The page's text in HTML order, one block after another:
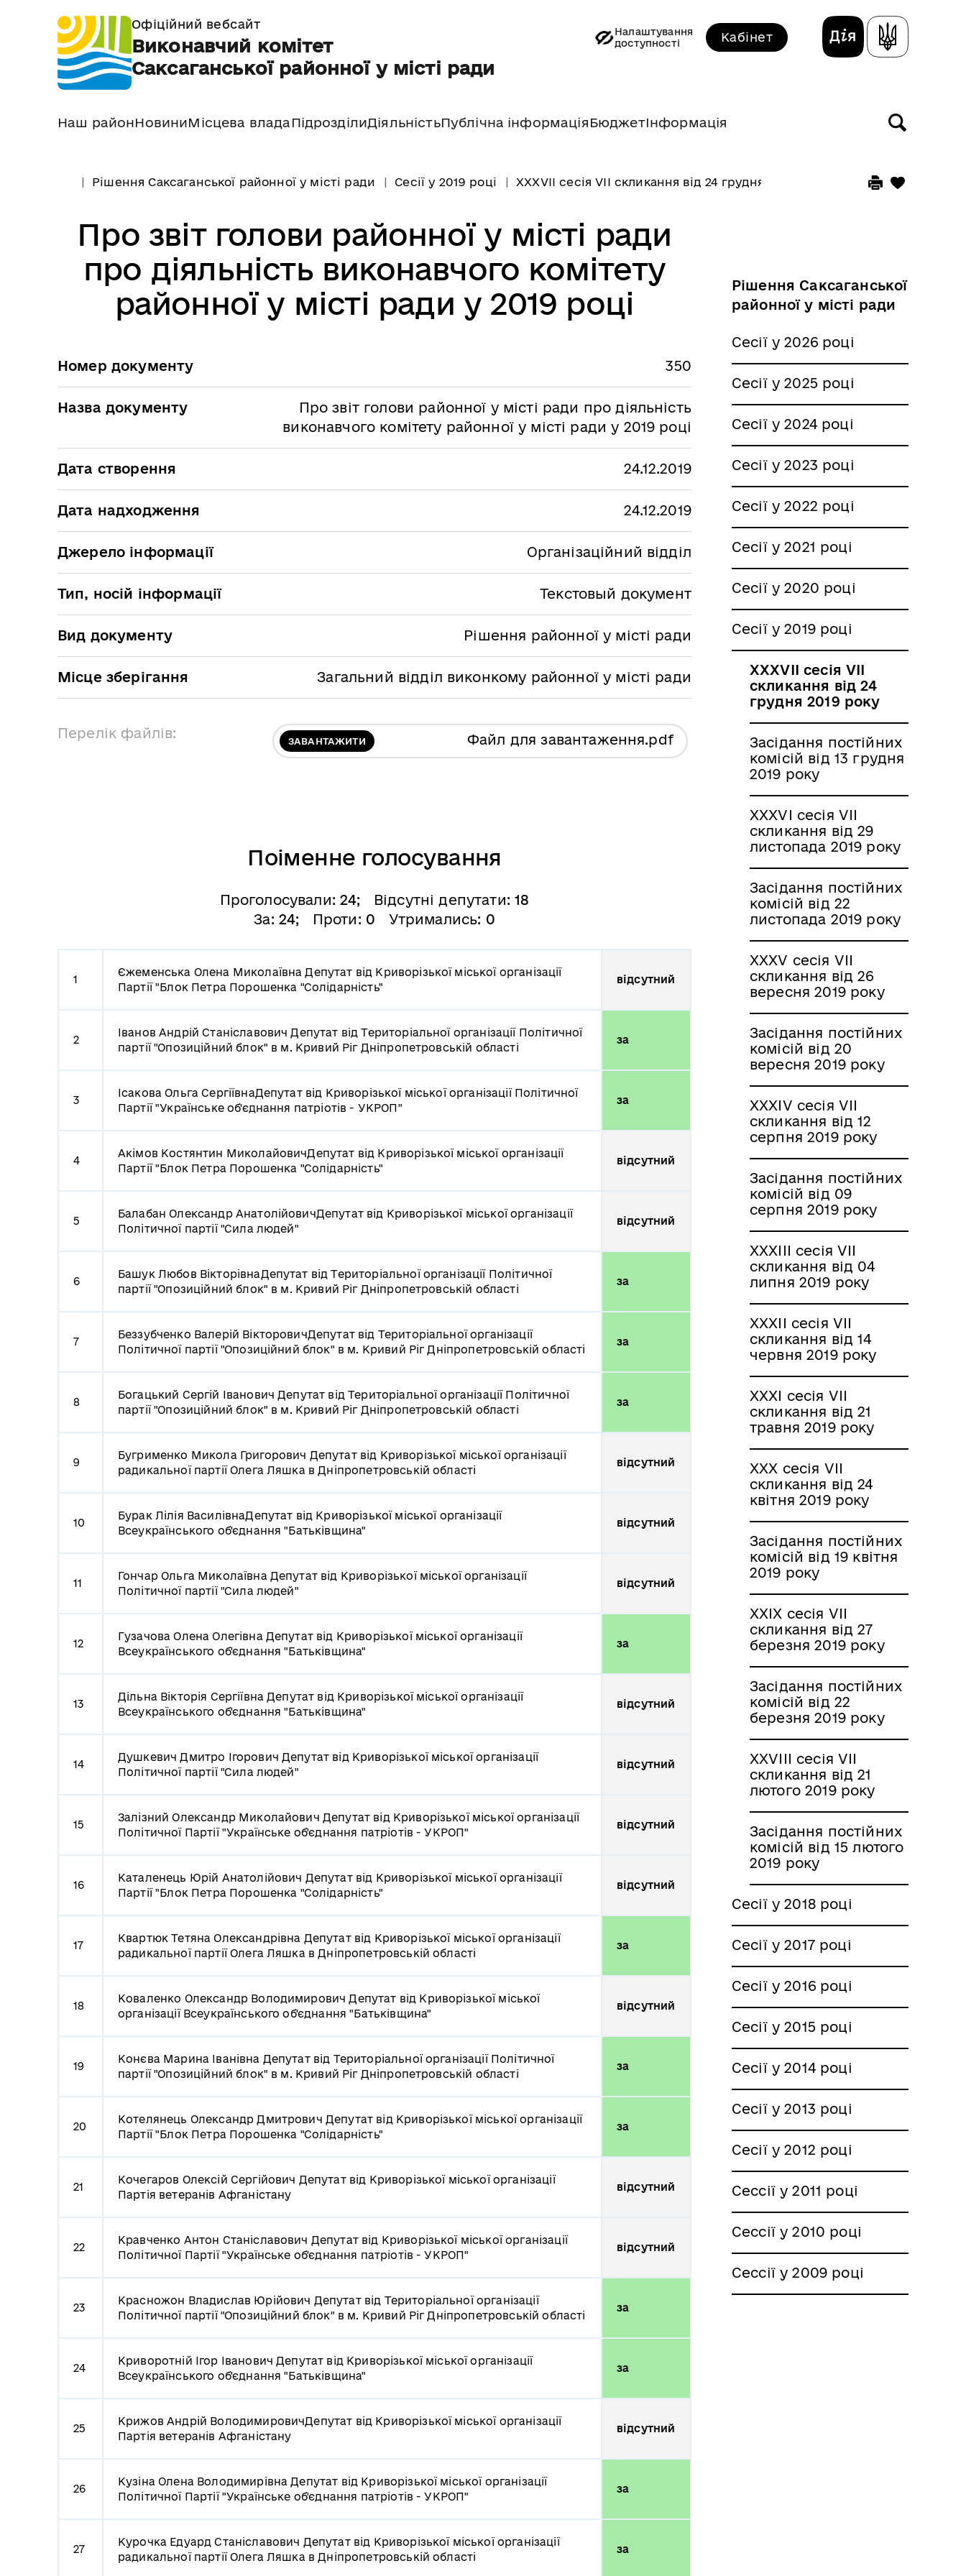
Офіційний вебсайт
Виконавчий комітет
Саксаганської районної у місті ради
Налаштування
доступності
Кабінет
Наш районНовиниМісцева влада ПідрозділиДіяльністьПублічна інформація БюджетІнформація
Рішення Саксаганської районної у місті ради Сесії у 2019 році ХХХVII сесія VII скликання від 24 грудня 2019 року
Про звіт голови районної у місті ради
про діяльність виконавчого комітету
районної у місті ради у 2019 році
Номер документу 350
Назва документу
Про звіт голови районної у місті ради про діяльність
виконавчого комітету районної у місті ради у 2019 році
Дата створення 24.12.2019
Дата надходження 24.12.2019
Джерело інформації Організаційний відділ
Тип, носій інформації Текстовый документ
Вид документу Рішення районної у місті ради
Місце зберігання Загальний відділ виконкому районної у місті ради
Перелік файлів: ЗАВАНТАЖИТИ Файл для завантаження.pdf
Поіменне голосування
Проголосували:24; Відсутні депутати:18
За: 24; Проти: 0 Утримались: 0
1
Єжеменська Олена МиколаївнаДепутат від Криворізької міської організації
Партії "Блок Петра Порошенка "Солідарність"
відсутний
2
Іванов Андрій СтаніславовичДепутат від Територіальної організації Політичної
партії "Опозиційний блок" в м. Кривий Ріг Дніпропетровській області
за
3
Ісакова Ольга СергіївнаДепутат від Криворізької міської організації Політичної
Партії "Українське об'єднання патріотів - УКРОП"
за
4
Акімов Костянтин МиколайовичДепутат від Криворізької міської організації
Партії "Блок Петра Порошенка "Солідарність"
відсутний
5
Балабан Олександр АнатолійовичДепутат від Криворізької міської організації
Політичної партії "Сила людей"
відсутний
6
Башук Любов ВікторівнаДепутат від Територіальної організації Політичної
партії "Опозиційний блок" в м. Кривий Ріг Дніпропетровській області
за
7
Беззубченко Валерій ВікторовичДепутат від Територіальної організації
Політичної партії "Опозиційний блок" в м. Кривий Ріг Дніпропетровській області
за
8
Богацький Сергій ІвановичДепутат від Територіальної організації Політичної
партії "Опозиційний блок" в м. Кривий Ріг Дніпропетровській області
за
9
Бугрименко Микола Григорович Депутат від Криворізької міської організації
радикальної партії Олега Ляшка в Дніпропетровській області
відсутний
10
Бурак Лілія ВасилівнаДепутат від Криворізької міської організації
Всеукраїнського об'єднання "Батьківщина"
відсутний
11
Гончар Ольга Миколаївна Депутат від Криворізької міської організації
Політичної партії "Сила людей"
відсутний
12
Гузачова Олена Олегівна Депутат від Криворізької міської організації
Всеукраїнського об'єднання "Батьківщина"
за
13
Дільна Вікторія СергіївнаДепутат від Криворізької міської організації
Всеукраїнського об'єднання "Батьківщина"
відсутний
14
Душкевич Дмитро ІгоровичДепутат від Криворізької міської організації
Політичної партії "Сила людей"
відсутний
15
Залізний Олександр Миколайович Депутат від Криворізької міської організації
Політичної Партії "Українське об'єднання патріотів - УКРОП"
відсутний
16
Каталенець Юрій Анатолійович Депутат від Криворізької міської організації
Партії "Блок Петра Порошенка "Солідарність"
відсутний
17
Квартюк Тетяна Олександрівна Депутат від Криворізької міської організації
радикальної партії Олега Ляшка в Дніпропетровській області
за
18
Коваленко Олександр ВолодимировичДепутат від Криворізької міської
організації Всеукраїнського об'єднання "Батьківщина"
відсутний
19
Конєва Марина Іванівна Депутат від Територіальної організації Політичної
партії "Опозиційний блок" в м. Кривий Ріг Дніпропетровській області
за
20
Котелянець Олександр Дмитрович Депутат від Криворізької міської організації
Партії "Блок Петра Порошенка "Солідарність"
за
21
Кочегаров Олексій Сергійович Депутат від Криворізької міської організації
Партія ветеранів Афганістану
відсутний
22
Кравченко Антон Станіславович Депутат від Криворізької міської організації
Політичної Партії "Українське об'єднання патріотів - УКРОП"
відсутний
23
Красножон Владислав Юрійович Депутат від Територіальної організації
Політичної партії "Опозиційний блок" в м. Кривий Ріг Дніпропетровській області
за
24
Криворотній Ігор ІвановичДепутат від Криворізької міської організації
Всеукраїнського об'єднання "Батьківщина"
за
25
Крижов Андрій ВолодимировичДепутат від Криворізької міської організації
Партія ветеранів Афганістану
відсутний
26
Кузіна Олена ВолодимирівнаДепутат від Криворізької міської організації
Політичної Партії "Українське об'єднання патріотів - УКРОП"
за
27
Курочка Едуард Станіславович Депутат від Криворізької міської організації
радикальної партії Олега Ляшка в Дніпропетровській області
за
Рішення Саксаганської
районної у місті ради
Сесії у 2026 році
Сесії у 2025 році
Сесії у 2024 році
Сесії у 2023 році
Сесії у 2022 році
Сесії у 2021 році
Сесії у 2020 році
Сесії у 2019 році
ХХХVII сесія VII
скликання від 24
грудня 2019 року
Засідання постійних
комісій від 13 грудня
2019 року
ХХХVI сесія VII
скликання від 29
листопада 2019 року
Засідання постійних
комісій від 22
листопада 2019 року
ХХХV сесія VII
скликання від 26
вересня 2019 року
Засідання постійних
комісій від 20
вересня 2019 року
XXXІV сесія VII
скликання від 12
серпня 2019 року
Засідання постійних
комісій від 09
серпня 2019 року
XXXІІI сесія VII
скликання від 04
липня 2019 року
XXXІI сесія VII
скликання від 14
червня 2019 року
XXXІ сесія VII
скликання від 21
травня 2019 року
XXX сесія VII
скликання від 24
квітня 2019 року
Засідання постійних
комісій від 19 квітня
2019 року
XXIX сесія VII
скликання від 27
березня 2019 року
Засідання постійних
комісій від 22
березня 2019 року
XXVIII сесія VII
скликання від 21
лютого 2019 року
Засідання постійних
комісій від 15 лютого
2019 року
Сесії у 2018 році
Сесії у 2017 році
Сесії у 2016 році
Сесії у 2015 році
Сесії у 2014 році
Сесії у 2013 році
Сесії у 2012 році
Сессії у 2011 році
Сессії у 2010 році
Сессії у 2009 році